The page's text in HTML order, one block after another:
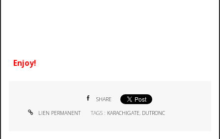
Enjoy!
SHARE
LIEN PERMANENT TAGS : KARACHIGATE, DUTRONC